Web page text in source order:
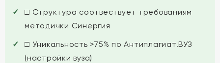
□ Структура соотвествует требованиям
методички Синергия
□ Уникальность >75% по Антиплагиат.ВУЗ
(настройки вуза)